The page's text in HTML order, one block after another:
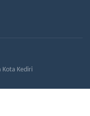
Kota Kediri